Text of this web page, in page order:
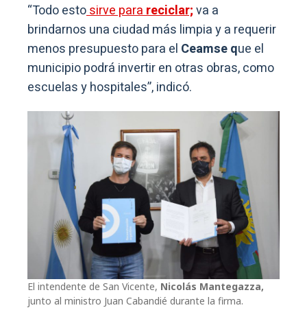
“Todo estosirve parareciclar;va a
brindarnos una ciudad más limpia y a requerir
menos presupuesto para el Ceamse que el
municipio podrá invertir en otras obras, como
escuelas y hospitales”, indicó.
El intendente de San Vicente, Nicolás Mantegazza,
junto al ministro Juan Cabandié durante la firma.